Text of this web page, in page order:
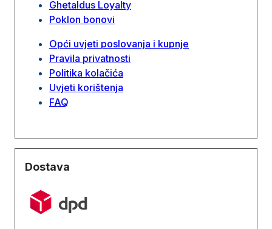
Ghetaldus Loyalty
Poklon bonovi
Opći uvjeti poslovanja i kupnje
Pravila privatnosti
Politika kolačića
Uvjeti korištenja
FAQ
Dostava